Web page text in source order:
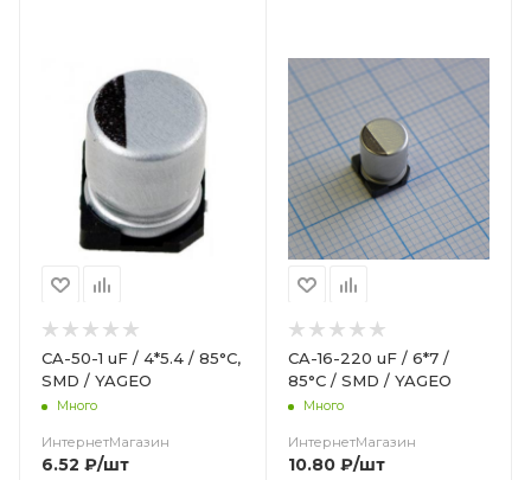
CA-50-1 uF / 4*5.4 / 85°C,
SMD / YAGEO
Много
ИнтернетМагазин
6.52 ₽/шт
CA-16-220 uF / 6*7 /
85°C / SMD / YAGEO
Много
ИнтернетМагазин
10.80₽/шт